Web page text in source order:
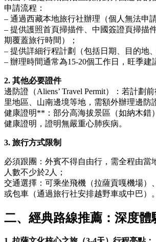
申請流程：
– 通過西藏本地旅行社辦理（個人無法申請
– 提供護照首頁掃描件、中國簽證頁掃描
期覆蓋旅行時間）；
– 提供詳細行程計劃（包括日期、目的地
– 辦理時間通常為15-20個工作日，旺季建
2. 其他必要證件
邊防證（Aliens’ Travel Permit）：若計劃
里地區、山南邊境等地，需額外辦理邊防
健康證明**：部分高海拔景區（如納木錯
健康證明，證明無嚴重心肺疾病。
3. 旅行方式限制
必須跟團：外賓不得自由行，需全程由當
人數不少於2人；
交通選擇：可乘坐飛機（拉薩貢嘎機場）
或包車（通過旅行社安排越野車或中巴）。
二、經典路線推薦：深度體